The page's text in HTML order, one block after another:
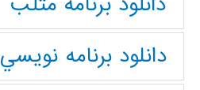
دانلود برنامه نويسي Matlab